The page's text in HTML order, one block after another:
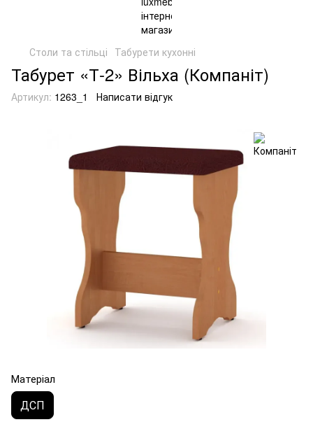
Столи та стільці Табурети кухонні
Табурет «Т-2» Вільха (Компаніт)
Артикул: 1263_1 Написати відгук
Матеріал
ДСП